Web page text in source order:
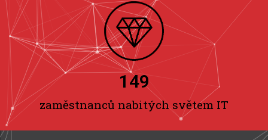
zaměstnanců nabitých světem IT
150